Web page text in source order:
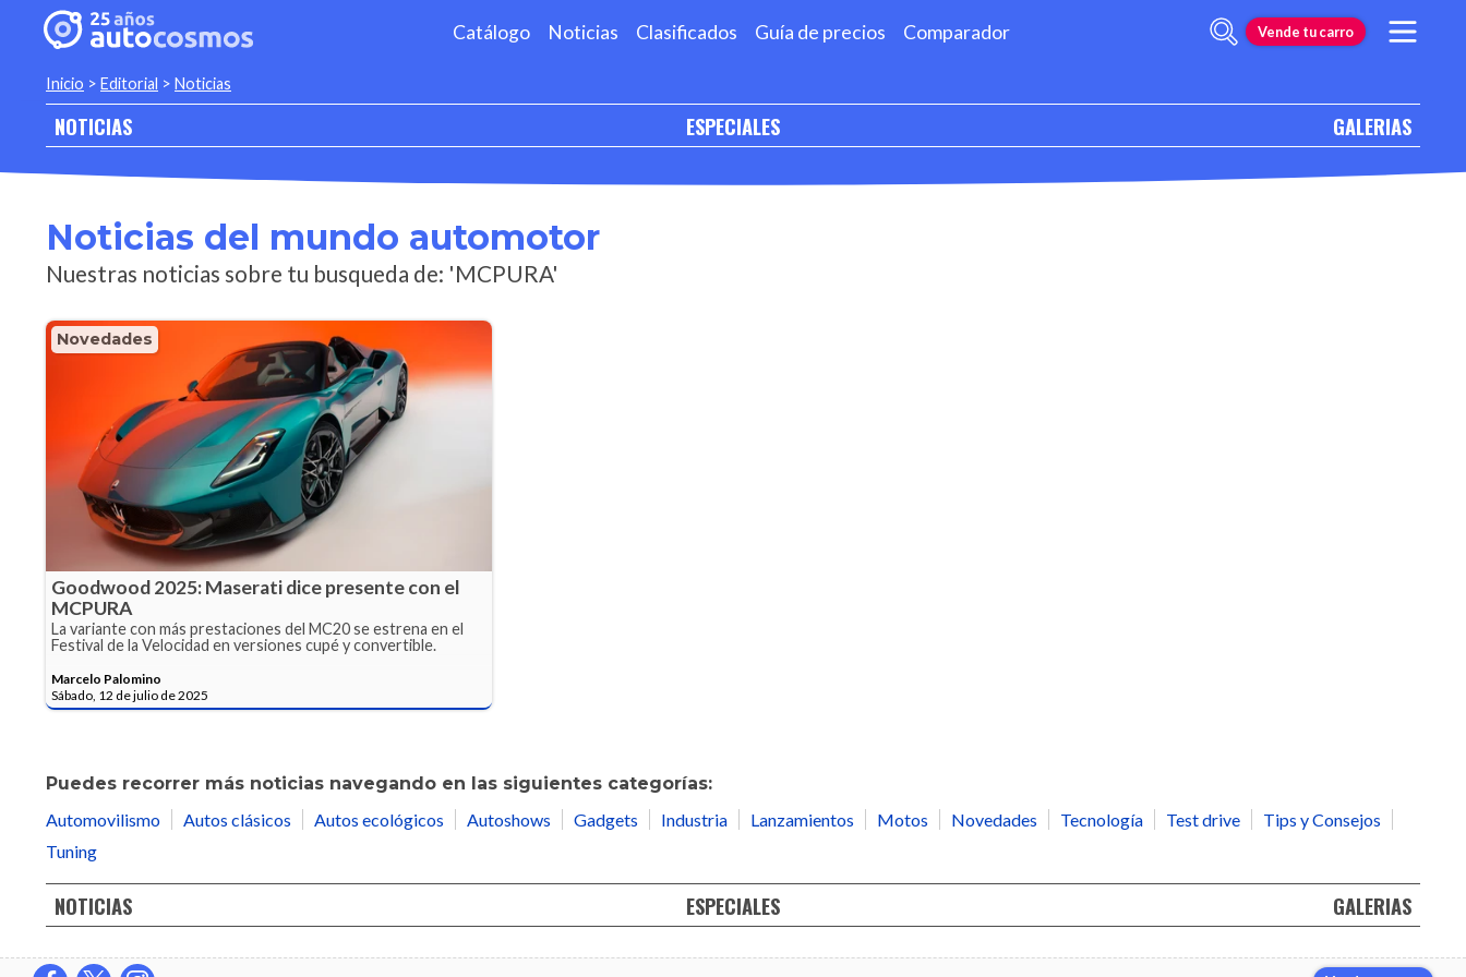
Catálogo Noticias Clasificados Guía de precios Comparador Vende tu carro
Inicio > Editorial > Noticias
NOTICIAS ESPECIALES GALERIAS
Noticias del mundo automotor
Nuestras noticias sobre tu busqueda de: 'MCPURA'
Novedades
Goodwood 2025: Maserati dice presente con el
MCPURA
La variante con más prestaciones del MC20 se estrena en el
Festival de la Velocidad en versiones cupé y convertible.
Marcelo Palomino
Sábado, 12 de julio de 2025
Puedes recorrer más noticias navegando en las siguientes categorías:
Automovilismo
Autos clásicos Autos ecológicos Autoshows Gadgets Industria Lanzamientos Motos Novedades Tecnología Test drive
Tips y Consejos
Tuning
NOTICIAS ESPECIALES GALERIAS